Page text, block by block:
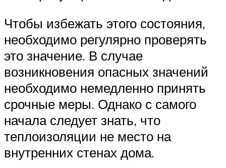
Чтобы избежать этого состояния,
необходимо регулярно проверять
это значение. В случае
возникновения опасных значений
необходимо немедленно принять
срочные меры. Однако с самого
начала следует знать, что
теплоизоляции не место на
внутренних стенах дома.